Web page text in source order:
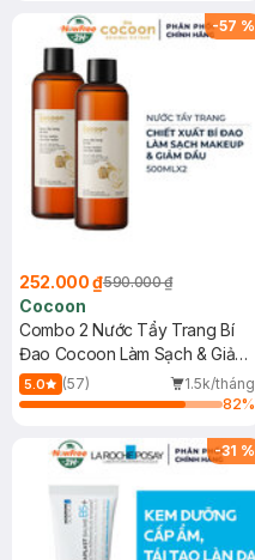
-57 %
252.000 ₫590.000 ₫
Cocoon
Combo 2 Nước Tẩy Trang Bí
Đao Cocoon Làm Sạch & Giảm
Dầu 500ml
5.0 (57)
1.5k/tháng
82%
-31 %